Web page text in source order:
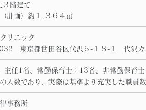
３階建て
計画）約１,３６４㎡
リニック
東京都世田谷区代沢５-１８-１ 代沢カ
主任1名、常勤保育士：13名、非常勤保育
人数であり、実際は基準より充実した職員
事務所